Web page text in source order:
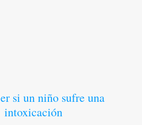
si un niño sufre una
intoxicación